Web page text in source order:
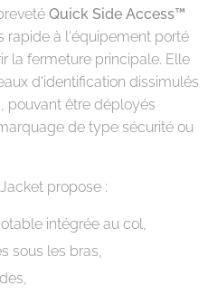
Quick Side Access™
rapide à l'équipement porté
la fermeture principale. Elle
d'identification dissimulés
pouvant être déployés
de type sécurité ou
propose :
intégrée au col,
sous les bras,